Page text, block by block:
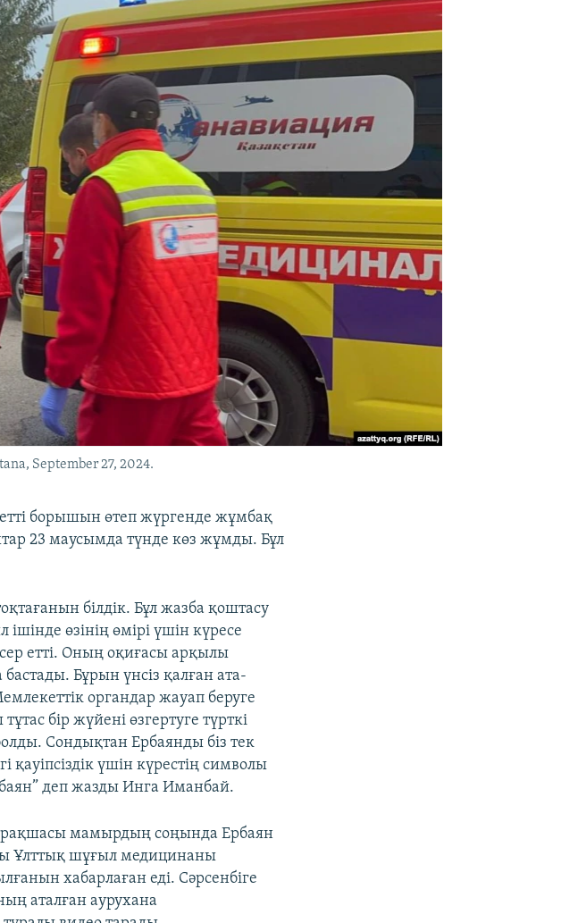
September 27, 2024.
борышын өтеп жүргенде жұмбақ
23 маусымда түнде көз жұмды. Бұл
білдік. Бұл жазба қоштасу
өзінің өмірі үшін күресе
етті. Оның оқиғасы арқылы
Бұрын үнсіз қалған ата-
органдар жауап беруге
бір жүйені өзгертуге түрткі
Сондықтан Ербаянды біз тек
қауіпсіздік үшін күрестің символы
деп жазды Инга Иманбай.
мамырдың соңында Ербаян
Ұлттық шұғыл медицинаны
хабарлаған еді. Сәрсенбіге
аталған аурухана